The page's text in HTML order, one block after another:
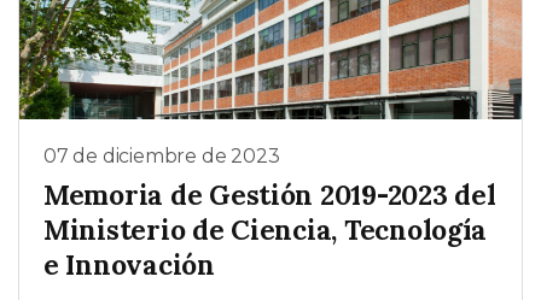
07 de diciembre de 2023
Memoria de Gestión 2019-2023 del
Ministerio de Ciencia, Tecnología
e Innovación